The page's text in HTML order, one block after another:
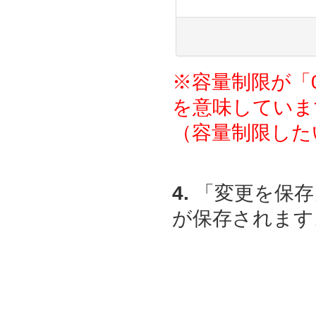
※容量制限が「
を意味してい
（容量制限し
4. 「変更を保
が保存されま